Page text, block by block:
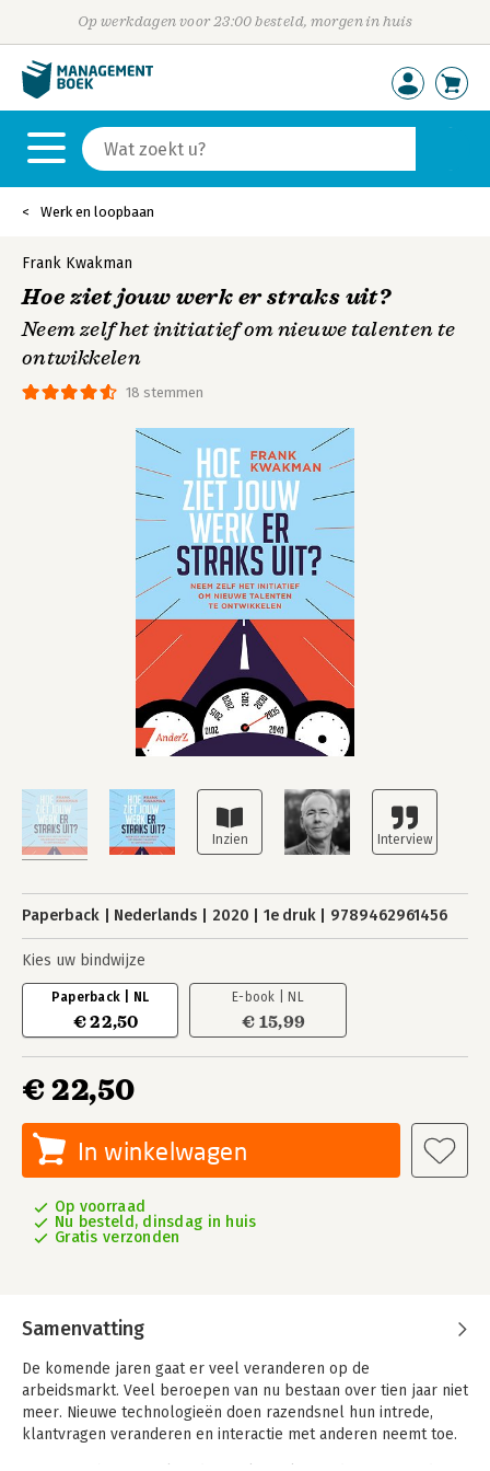
Op werkdagen voor 23:00 besteld, morgen in huis
Werk en loopbaan
18 stemmen
Frank Kwakman
Hoe ziet jouw werk er straks uit?
Neem zelf het initiatief om nieuwe talenten te
ontwikkelen
Paperback Nederlands 2020 1e druk 9789462961456
Kies uw bindwijze
Paperback | NL
€ 22,50
E-book | NL
€ 15,99
€ 22,50
In winkelwagen
Op voorraad
Nu besteld, dinsdag in huis
Gratis verzonden
Samenvatting
De komende jaren gaat er veel veranderen op de
arbeidsmarkt. Veel beroepen van nu bestaan over tien jaar niet
meer. Nieuwe technologieën doen razendsnel hun intrede,
klantvragen veranderen en interactie met anderen neemt toe.